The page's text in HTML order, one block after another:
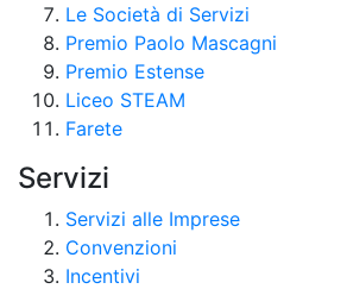
Le Società di Servizi
Premio Paolo Mascagni
Premio Estense
Liceo STEAM
Farete
Servizi
Servizi alle Imprese
Convenzioni
Incentivi